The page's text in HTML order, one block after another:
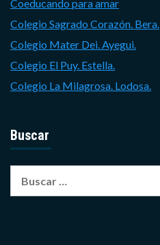
Coeducando para amar
Colegio Sagrado Corazón. Bera.
Colegio Mater Dei. Ayegui.
Colegio El Puy. Estella.
Colegio La Milagrosa. Lodosa.
Buscar